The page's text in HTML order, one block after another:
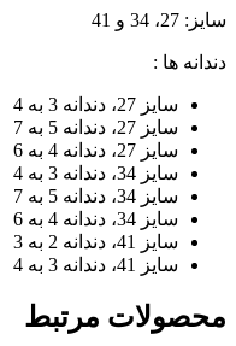
سایز: 27، 34 و 41
دندانه ها :
سایز 27، دندانه 3 به 4
سایز 27، دندانه 5 به 7
سایز 27، دندانه 4 به 6
سایز 34، دندانه 3 به 4
سایز 34، دندانه 5 به 7
سایز 34، دندانه 4 به 6
سایز 41، دندانه 2 به 3
سایز 41، دندانه 3 به 4
محصولات مرتبط